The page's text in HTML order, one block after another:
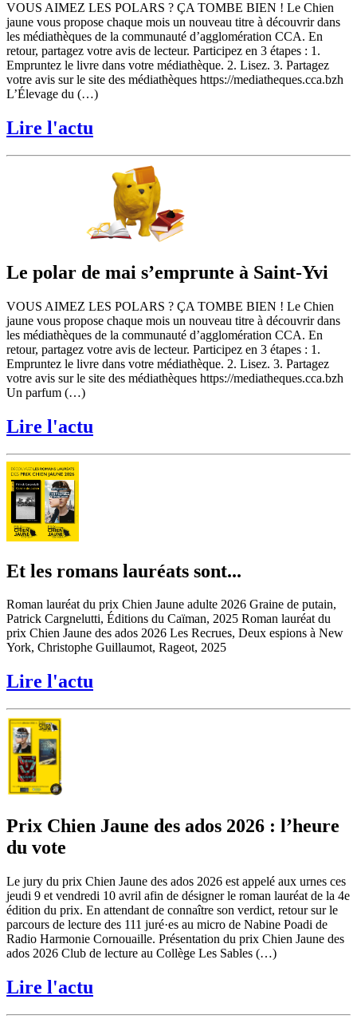
VOUS AIMEZ LES POLARS ? ÇA TOMBE BIEN ! Le Chien
jaune vous propose chaque mois un nouveau titre à découvrir dans
les médiathèques de la communauté d’agglomération CCA. En
retour, partagez votre avis de lecteur. Participez en 3 étapes : 1.
Empruntez le livre dans votre médiathèque. 2. Lisez. 3. Partagez
votre avis sur le site des médiathèques https://mediatheques.cca.bzh
L’Élevage du (…)
Lire l'actu
Le polar de mai s’emprunte à Saint-Yvi
VOUS AIMEZ LES POLARS ? ÇA TOMBE BIEN ! Le Chien
jaune vous propose chaque mois un nouveau titre à découvrir dans
les médiathèques de la communauté d’agglomération CCA. En
retour, partagez votre avis de lecteur. Participez en 3 étapes : 1.
Empruntez le livre dans votre médiathèque. 2. Lisez. 3. Partagez
votre avis sur le site des médiathèques https://mediatheques.cca.bzh
Un parfum (…)
Lire l'actu
Et les romans lauréats sont...
Roman lauréat du prix Chien Jaune adulte 2026 Graine de putain,
Patrick Cargnelutti, Éditions du Caïman, 2025 Roman lauréat du
prix Chien Jaune des ados 2026 Les Recrues, Deux espions à New
York, Christophe Guillaumot, Rageot, 2025
Lire l'actu
Prix Chien Jaune des ados 2026 : l’heure
du vote
Le jury du prix Chien Jaune des ados 2026 est appelé aux urnes ces
jeudi 9 et vendredi 10 avril afin de désigner le roman lauréat de la 4e
édition du prix. En attendant de connaître son verdict, retour sur le
parcours de lecture des 111 juré·es au micro de Nabine Poadi de
Radio Harmonie Cornouaille. Présentation du prix Chien Jaune des
ados 2026 Club de lecture au Collège Les Sables (…)
Lire l'actu